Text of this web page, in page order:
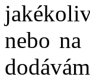
nebo